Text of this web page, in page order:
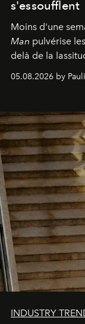
s'essoufflent
Moins d'une
Man pulvérise
delà de la
personnages
05.08.2026 by
INDUSTRY